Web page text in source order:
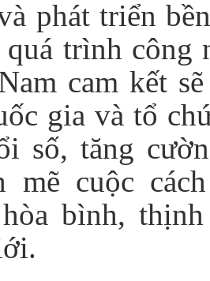
phát triển
trình công
cam kết
gia và tổ
số, tăng
mẽ cuộc
bình,